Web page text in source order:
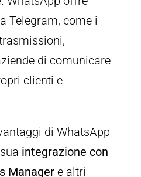
Telegram, come i
di comunicare
clienti e
di WhatsApp
integrazione con
Managere altri